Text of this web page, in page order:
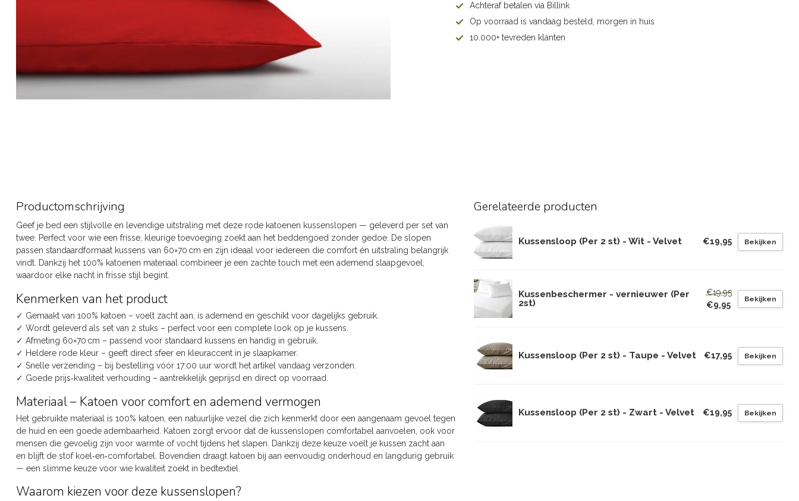
Achteraf betalen via Billink
Op voorraad is vandaag besteld, morgen in huis
10.000+ tevreden klanten
Productomschrijving
Geef je bed een stijlvolle en levendige uitstraling met deze rode katoenen kussenslopen — geleverd per set van
twee. Perfect voor wie een frisse, kleurige toevoeging zoekt aan het beddengoed zonder gedoe. De slopen
passen standaardformaat kussens van 60×70 cm en zijn ideaal voor iedereen die comfort én uitstraling belangrijk
vindt. Dankzij het 100% katoenen materiaal combineer je een zachte touch met een ademend slaapgevoel,
waardoor elke nacht in frisse stijl begint.
Kenmerken van het product
✓ Gemaakt van 100% katoen – voelt zacht aan, is ademend en geschikt voor dagelijks gebruik.
✓ Wordt geleverd als set van 2 stuks – perfect voor een complete look op je kussens.
✓ Afmeting 60×70 cm – passend voor standaard kussens en handig in gebruik.
✓ Heldere rode kleur – geeft direct sfeer en kleuraccent in je slaapkamer.
✓ Snelle verzending – bij bestelling vóór 17:00 uur wordt het artikel vandaag verzonden.
✓ Goede prijs‑kwaliteit verhouding – aantrekkelijk geprijsd en direct op voorraad.
Materiaal – Katoen voor comfort en ademend vermogen
Het gebruikte materiaal is 100% katoen, een natuurlijke vezel die zich kenmerkt door een aangenaam gevoel tegen
de huid en een goede adembaarheid. Katoen zorgt ervoor dat de kussenslopen comfortabel aanvoelen, ook voor
mensen die gevoelig zijn voor warmte of vocht tijdens het slapen. Dankzij deze keuze voelt je kussen zacht aan
en blijft de stof koel‑en‑comfortabel. Bovendien draagt katoen bij aan eenvoudig onderhoud en langdurig gebruik
— een slimme keuze voor wie kwaliteit zoekt in bedtextiel.
Waarom kiezen voor deze kussenslopen?
Gerelateerde producten
Kussensloop (Per 2 st) - Wit - Velvet €19,95 Bekijken
Kussenbeschermer - vernieuwer (Per
2st)
€19,95
€9,95
Bekijken
Kussensloop (Per 2 st) - Taupe - Velvet €17,95 Bekijken
Kussensloop (Per 2 st) - Zwart - Velvet €19,95 Bekijken